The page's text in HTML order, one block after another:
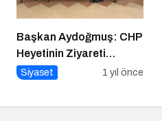
Başkan Aydoğmuş: CHP
Heyetinin Ziyareti
Memnuniyet Verici
Siyaset 1 yıl önce